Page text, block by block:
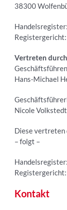
38300
Vertreten
Hans-Michael
Nicole Volkstedt
Diese vertreten
– folgt –
Kontakt